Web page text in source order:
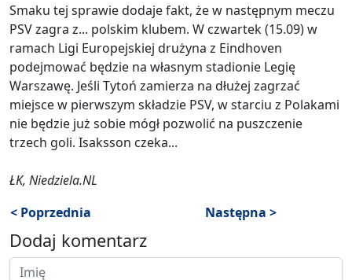
Smaku tej sprawie dodaje fakt, że w następnym meczu
PSV zagra z... polskim klubem. W czwartek (15.09) w
ramach Ligi Europejskiej drużyna z Eindhoven
podejmować będzie na własnym stadionie Legię
Warszawę. Jeśli Tytoń zamierza na dłużej zagrzać
miejsce w pierwszym składzie PSV, w starciu z Polakami
nie będzie już sobie mógł pozwolić na puszczenie
trzech goli. Isaksson czeka...
ŁK, Niedziela.NL
< Poprzednia
Następna >
Dodaj komentarz